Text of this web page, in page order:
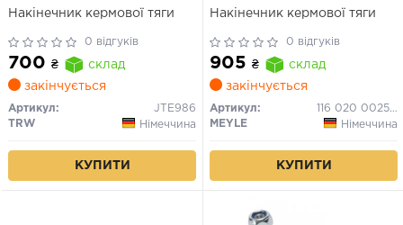
Накінечник кермової тяги
0 відгуків
700 ₴
склад
закінчується
Артикул:
JTE986
TRW
Німеччина
КУПИТИ
Накінечник кермової тяги
0 відгуків
905 ₴
склад
закінчується
Артикул:
116 020 0025/HD
MEYLE
Німеччина
КУПИТИ